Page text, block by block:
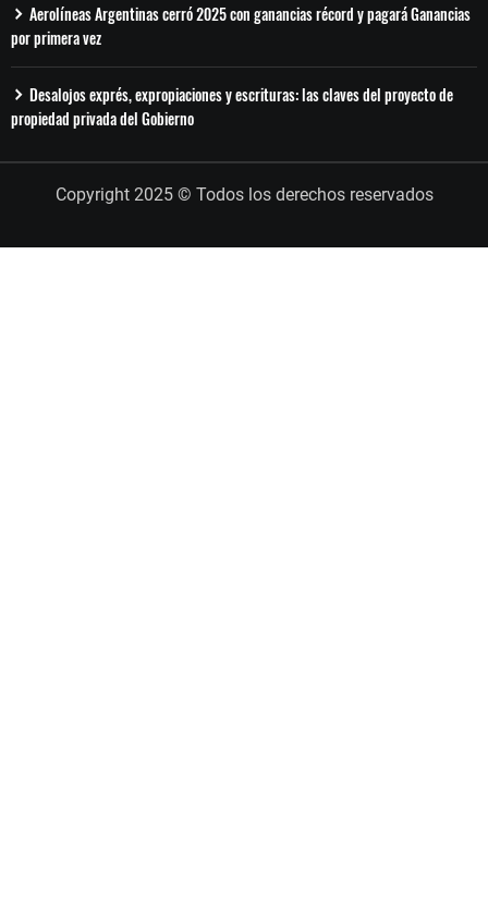
Aerolíneas Argentinas cerró 2025 con ganancias récord y pagará Ganancias
por primera vez
Desalojos exprés, expropiaciones y escrituras: las claves del proyecto de
propiedad privada del Gobierno
Copyright 2025 © Todos los derechos reservados